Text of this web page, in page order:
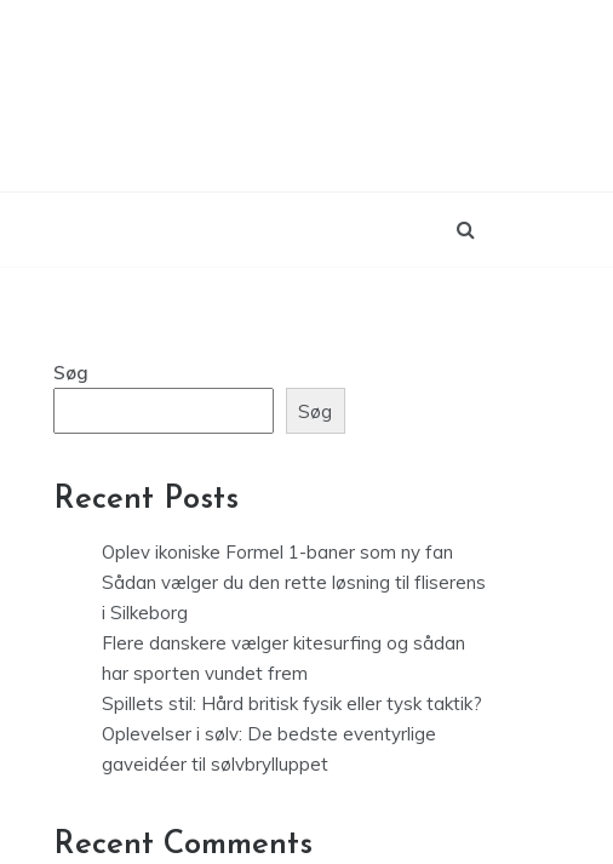
Søg
Søg
Recent Posts
Oplev ikoniske Formel 1-baner som ny fan
Sådan vælger du den rette løsning til fliserens
i Silkeborg
Flere danskere vælger kitesurfing og sådan
har sporten vundet frem
Spillets stil: Hård britisk fysik eller tysk taktik?
Oplevelser i sølv: De bedste eventyrlige
gaveidéer til sølvbrylluppet
Recent Comments